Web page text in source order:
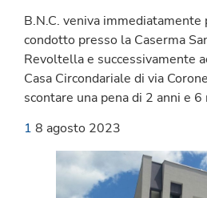
B.N.C. veniva immediatamente
condotto presso la Caserma
Revoltella e successivamente
Casa Circondariale di via
scontare una pena di 2 anni e 6
1 8 agosto 2023